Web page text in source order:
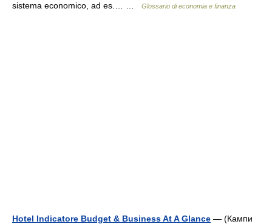
sistema economico, ad es.… …
Glossario di economia e finanza
Hotel Indicatore Budget & Business At A Glance — (Кампи